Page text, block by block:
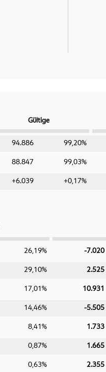
Gültige
94.886 99,20%
88.847 99,03%
+6.039 +0,17%
26,19% -7.020
29,10% 2.525
17,01% 10.931
14,46% -5.505
8,41% 1.733
0,87% 1.665
0,63% 2.355